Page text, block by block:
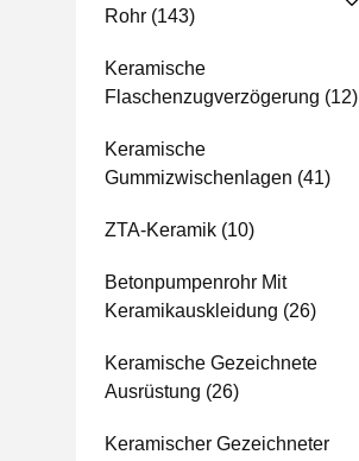
Rohr (143)
Keramische
Flaschenzugverzögerung (12)
Keramische
Gummizwischenlagen (41)
ZTA-Keramik (10)
Betonpumpenrohr Mit
Keramikauskleidung (26)
Keramische Gezeichnete
Ausrüstung (26)
Keramischer Gezeichneter